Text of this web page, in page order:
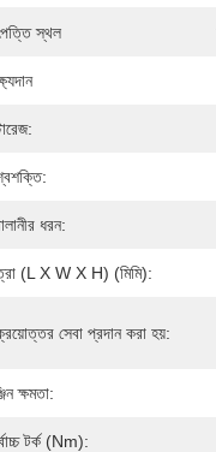
স্থল
ধরন:
(L X W X H) (মিমি):
সেবা প্রদান করা হয়:
ক্ষমতা:
টর্ক (Nm):